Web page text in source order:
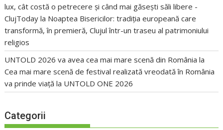
lux, cât costă o petrecere și când mai găsești săli libere -
ClujToday la Noaptea Bisericilor: tradiția europeană care
transformă, în premieră, Clujul într-un traseu al patrimoniului
religios
UNTOLD 2026 va avea cea mai mare scenă din România la
Cea mai mare scenă de festival realizată vreodată în România
va prinde viață la UNTOLD ONE 2026
Categorii